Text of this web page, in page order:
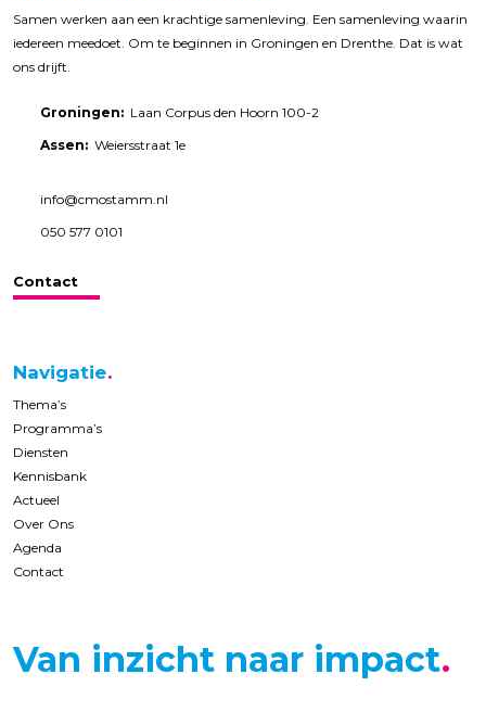
Samen werken aan een krachtige samenleving. Een samenleving waarin
iedereen meedoet. Om te beginnen in Groningen en Drenthe. Dat is wat
ons drijft.
Groningen: Laan Corpus den Hoorn 100-2
Assen: Weiersstraat 1e
info@cmostamm.nl
050 577 0101
Contact
Navigatie
Thema’s
Programma’s
Diensten
Kennisbank
Actueel
Over Ons
Agenda
Contact
Van inzicht naar impact